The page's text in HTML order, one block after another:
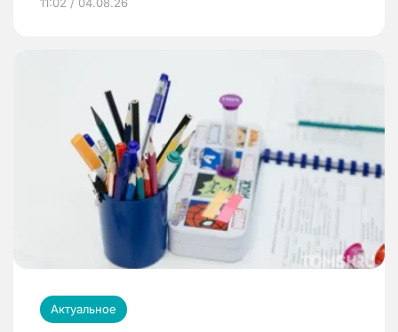
Актуальное